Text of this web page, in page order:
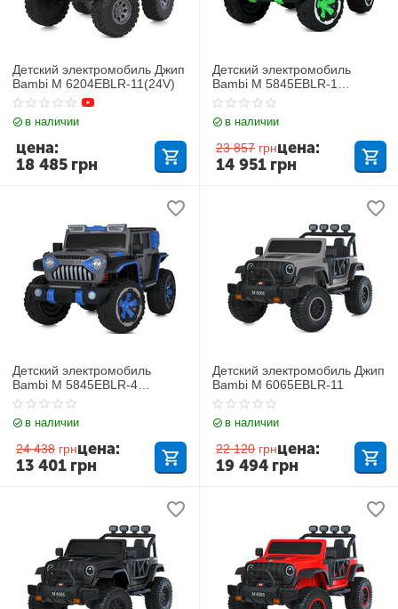
Детский электромобиль Джип
Bambi M 6204EBLR-11(24V)
в наличии
18 485 грн
цена:
Детский электромобиль
Bambi M 5845EBLR-1
Mercedes
в наличии
23 857 грн
14 951 грн
цена:
Детский электромобиль
Bambi M 5845EBLR-4
Mercedes
в наличии
24 438 грн
13 401 грн
цена:
Детский электромобиль Джип
Bambi M 6065EBLR-11
в наличии
22 120 грн
19 494 грн
цена: